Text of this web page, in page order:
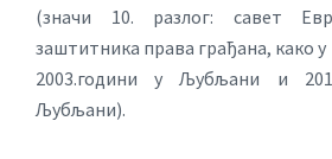
(значи 10. разлог: савет
заштитника права грађана, како у
2003.години у Љубљани и
Љубљани).